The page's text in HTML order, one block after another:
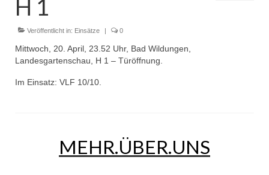
Einsätze
Einsatzstichworte
Jugendfeuerwehr
Gründung Jugendfeuerwehr 1996
H 1
Veröffentlicht in: Einsätze | 0
Mittwoch, 20. April, 23.52 Uhr, Bad Wildungen,
Landesgartenschau, H 1 – Türöffnung.
Im Einsatz: VLF 10/10.
MEHR.ÜBER.UNS